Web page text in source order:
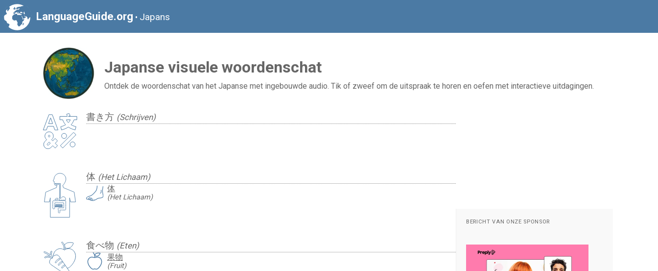
LanguageGuide.org • Japans
Japanse visuele woordenschat
Ontdek de woordenschat van het Japanse met ingebouwde audio. Tik of zweef om de uitspraak te horen en oefen met interactieve uitdagingen.
書き方 (Schrijven)
体 (Het Lichaam)
体
(Het Lichaam)
食べ物 (Eten)
果物
(Fruit)
BERICHT VAN ONZE SPONSOR